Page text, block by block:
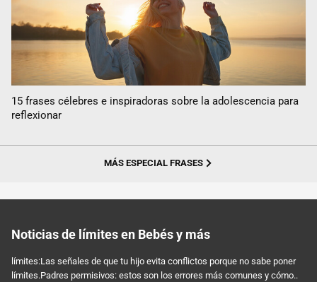
15 frases célebres e inspiradoras sobre la adolescencia para
reflexionar
MÁS ESPECIAL FRASES
Noticias de límites en Bebés y más
límites:Las señales de que tu hijo evita conflictos porque no sabe poner
límites.Padres permisivos: estos son los errores más comunes y cómo..